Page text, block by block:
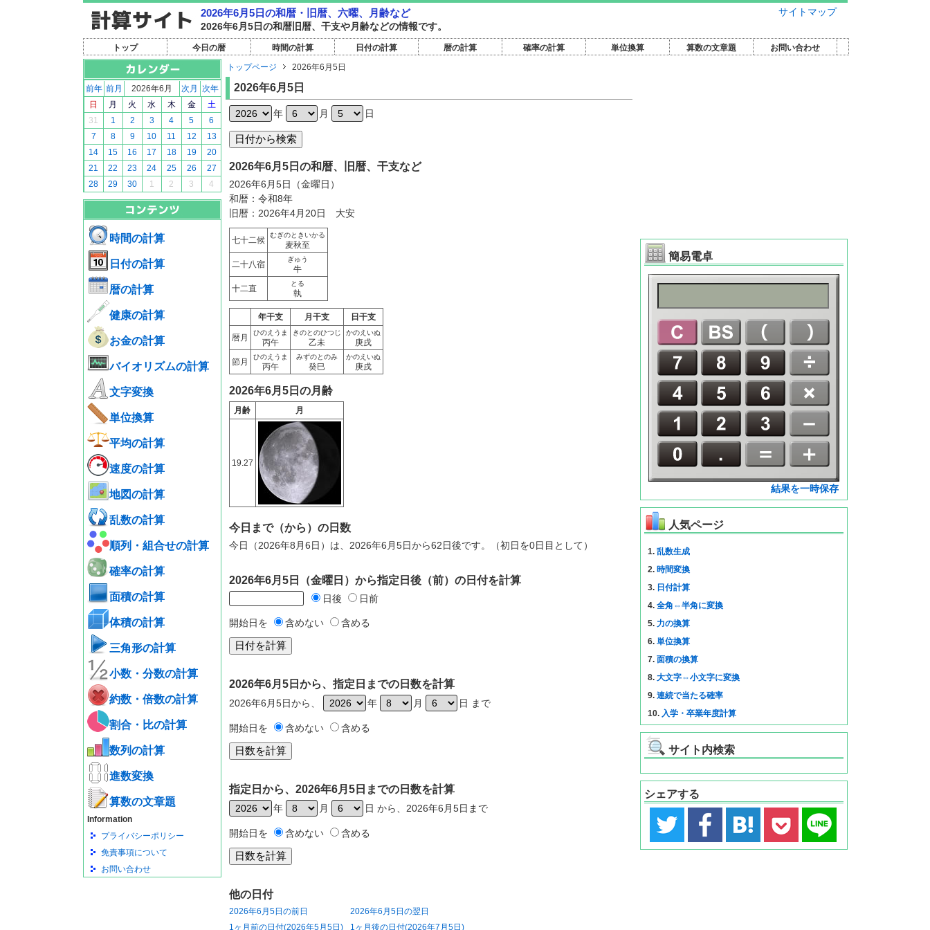
サイトマップ
2026年6月5日の和暦・旧暦、六曜、月齢など
2026年6月5日の和暦旧暦、干支や月齢などの情報です。
トップ 今日の暦 時間の計算 日付の計算 暦の計算 確率の計算 単位換算 算数の文章題 お問い合わせ
前年 前月 2026年6月 次月
次年
日
月 火 水 木 金
土
31
1 2 3 4 5
6
7
8 9 10 11 12
13
14
15 16 17 18 19
20
21
22 23 24 25 26
27
28
29 30 1 2 3 4
時間の計算
日付の計算
暦の計算
健康の計算
お金の計算
バイオリズムの計算
文字変換
単位換算
平均の計算
速度の計算
地図の計算
乱数の計算
順列・組合せの計算
確率の計算
面積の計算
体積の計算
三角形の計算
小数・分数の計算
約数・倍数の計算
割合・比の計算
数列の計算
進数変換
算数の文章題
Information
プライバシーポリシー
免責事項について
お問い合わせ
トップページ 2026年6月5日
2026年6月5日
年 月 日
2026年6月5日の和暦、旧暦、干支など
2026年6月5日（金曜日）
和暦：令和8年
旧暦：2026年4月20日 大安
七十二候
むぎのときいかる
麦秋至
二十八宿
ぎゅう
牛
十二直
とる
執
年干支 月干支 日干支
暦月
ひのえうま
丙午
きのとのひつじ
乙未
かのえいぬ
庚戌
節月
ひのえうま
丙午
みずのとのみ
癸巳
かのえいぬ
庚戌
2026年6月5日の月齢
月齢 月
19.27
今日まで（から）の日数
今日（2026年8月6日）は、2026年6月5日から62日後です。（初日を0日目として）
2026年6月5日（金曜日）から指定日後（前）の日付を計算
日後 日前
開始日を 含めない 含める
2026年6月5日から、指定日までの日数を計算
2026年6月5日から、 年 月 日 まで
開始日を 含めない 含める
指定日から、2026年6月5日までの日数を計算
年 月 日 から、2026年6月5日まで
開始日を 含めない 含める
他の日付
2026年6月5日の前日
2026年6月5日の翌日
1ヶ月前の日付(2026年5月5日)
1ヶ月後の日付(2026年7月5日)
簡易電卓
結果を一時保存
人気ページ
1. 乱数生成
2. 時間変換
3. 日付計算
4. 全角⇔半角に変換
5. 力の換算
6. 単位換算
7. 面積の換算
8. 大文字⇔小文字に変換
9. 連続で当たる確率
10. 入学・卒業年度計算
サイト内検索
シェアする